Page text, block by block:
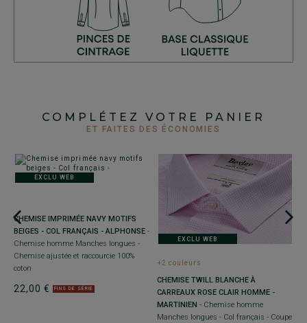
COMPLÉTEZ VOTRE PANIER
ET FAITES DES ÉCONOMIES
EXCLU WEB
CHEMISE IMPRIMÉE NAVY MOTIFS
BEIGES - COL FRANÇAIS - ALPHONSE -
Chemise homme Manches longues -
Chemise ajustée et raccourcie 100%
coton
22,00 € FINS DE SÉRIE
EXCLU WEB
+2 couleurs
CHEMISE TWILL BLANCHE À
CARREAUX ROSE CLAIR HOMME -
MARTINIEN - Chemise homme
Manches longues - Col français - Coupe